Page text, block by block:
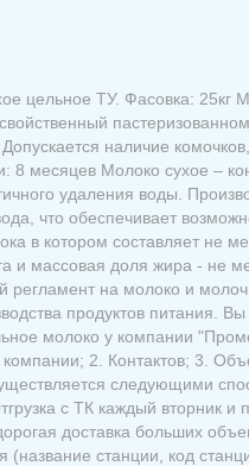
цельное ТУ. Фасовка: 25кг
наличие
8 месяцев Молоко сухое –
удаления воды.
что обеспечивает
в котором составляет не
и массовая доля жира - не
регламент на молоко и
продуктов питания.
молоко у компании
компании; 2. Контактов; 3.
следующими
с ТК каждый вторник
доставка больших
(название станции, код